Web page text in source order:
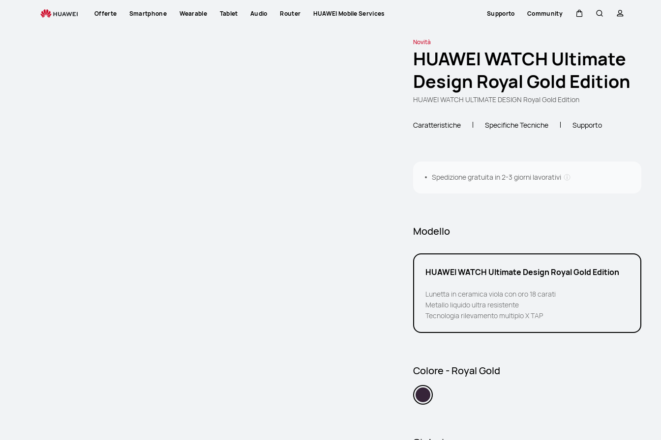
Offerte Smartphone Wearable Tablet Audio Router HUAWEI Mobile Services Supporto Community
Novità
HUAWEI WATCH Ultimate
Design Royal Gold Edition
HUAWEI WATCH ULTIMATE DESIGN Royal Gold Edition
Caratteristiche Specifiche Tecniche Supporto
Spedizione gratuita in 2-3 giorni lavorativi
Modello
HUAWEI WATCH Ultimate Design Royal Gold Edition
Lunetta in ceramica viola con oro 18 carati
Metallo liquido ultra resistente
Tecnologia rilevamento multiplo X TAP
Colore - Royal Gold